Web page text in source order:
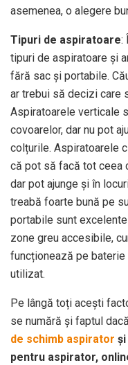
asemenea, o alegere
Tipuri de aspiratoare:
tipuri de aspiratoare și
fără sac și portabile.
ar trebui să decizi care
Aspiratoarele verticale
covoarelor, dar nu pot
colțurile. Aspiratoarele
că pot să facă tot ceea
dar pot ajunge și în
treabă foarte bună pe
portabile sunt
zone greu accesibile,
funcționează pe
utilizat.
Pe lângă toți acești
se numără și faptul
de schimb aspirator
pentru aspirator,